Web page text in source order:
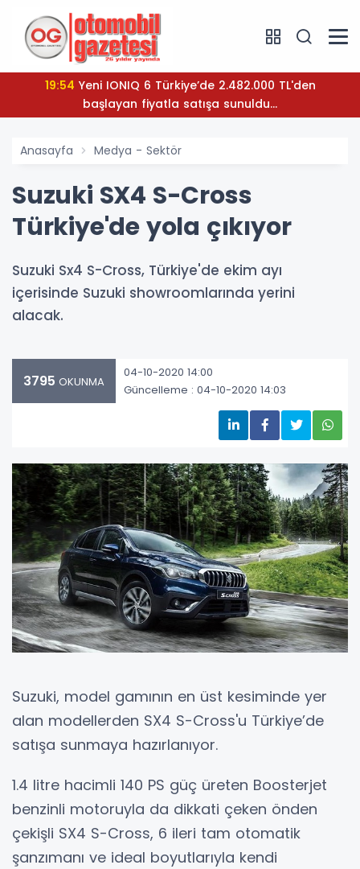
19:54
başlayan fiyatla satışa sunuldu...
Anasayfa Medya - Sektör
Suzuki SX4 S-Cross
Türkiye'de yola çıkıyor
Suzuki Sx4 S-Cross, Türkiye'de ekim ayı
içerisinde Suzuki showroomlarında yerini
alacak.
3795 OKUNMA
04-10-2020 14:00
Güncelleme : 04-10-2020 14:03
Suzuki, model gamının en üst kesiminde yer
alan modellerden SX4 S-Cross'u Türkiye’de
satışa sunmaya hazırlanıyor.
1.4 litre hacimli 140 PS güç üreten Boosterjet
benzinli motoruyla da dikkati çeken önden
çekişli SX4 S-Cross, 6 ileri tam otomatik
şanzımanı ve ideal boyutlarıyla kendi